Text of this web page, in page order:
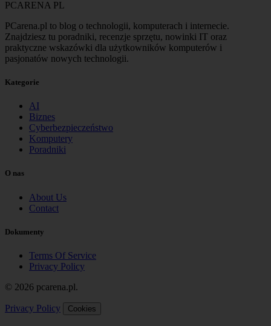
PCARENA PL
PCarena.pl to blog o technologii, komputerach i internecie.
Znajdziesz tu poradniki, recenzje sprzętu, nowinki IT oraz
praktyczne wskazówki dla użytkowników komputerów i
pasjonatów nowych technologii.
Kategorie
AI
Biznes
Cyberbezpieczeństwo
Komputery
Poradniki
O nas
About Us
Contact
Dokumenty
Terms Of Service
Privacy Policy
© 2026 pcarena.pl.
Privacy Policy Cookies